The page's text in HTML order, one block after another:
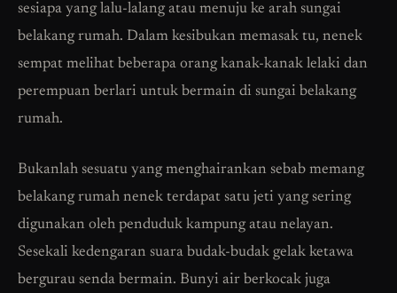
sesiapa yang lalu-lalang atau menuju ke arah sungai
belakang rumah. Dalam kesibukan memasak tu, nenek
sempat melihat beberapa orang kanak-kanak lelaki dan
perempuan berlari untuk bermain di sungai belakang
rumah.
Bukanlah sesuatu yang menghairankan sebab memang
belakang rumah nenek terdapat satu jeti yang sering
digunakan oleh penduduk kampung atau nelayan.
Sesekali kedengaran suara budak-budak gelak ketawa
bergurau senda bermain. Bunyi air berkocak juga